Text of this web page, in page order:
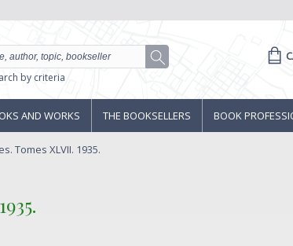
by criteria
AND WORKS THE BOOKSELLERS BOOK
Tomes XLVII. 1935.